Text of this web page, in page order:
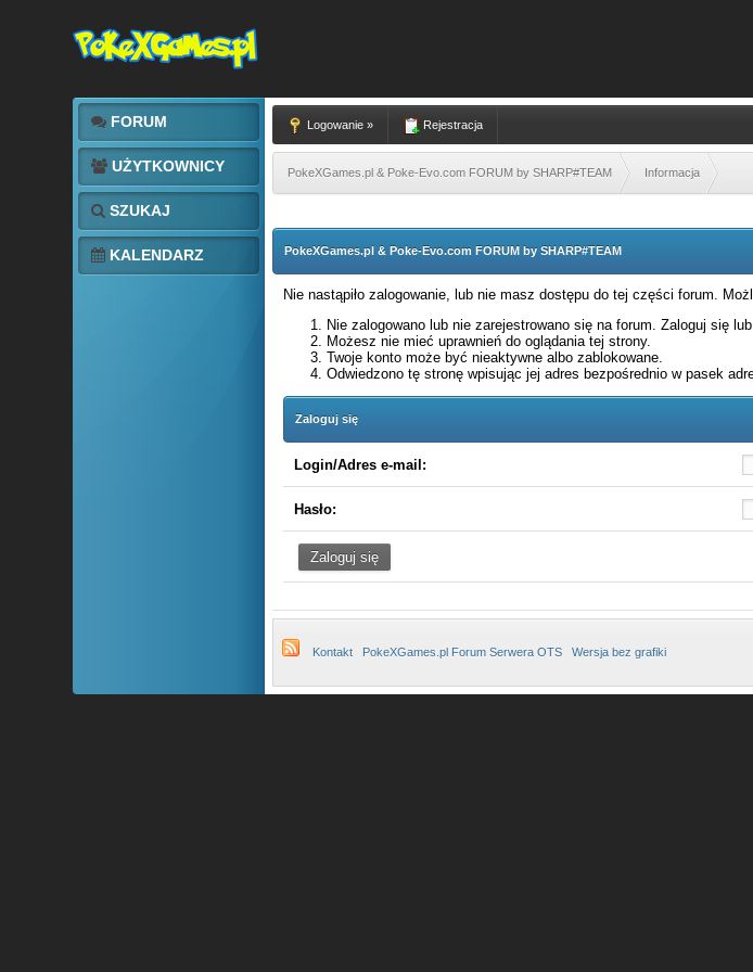
FORUM
UŻYTKOWNICY
SZUKAJ
KALENDARZ
Logowanie » Rejestracja
PokeXGames.pl & Poke-Evo.com FORUM by SHARP#TEAM Informacja
PokeXGames.pl & Poke-Evo.com FORUM by SHARP#TEAM
Nie nastąpiło zalogowanie, lub nie masz dostępu do tej części forum.
Nie zalogowano lub nie zarejestrowano się na forum. Zaloguj się
Możesz nie mieć uprawnień do oglądania tej strony.
Twoje konto może być nieaktywne albo zablokowane.
Odwiedzono tę stronę wpisując jej adres bezpośrednio w pasek
Zaloguj się
Login/Adres e-mail:
Hasło:
Kontakt PokeXGames.pl Forum Serwera OTS Wersja bez grafiki